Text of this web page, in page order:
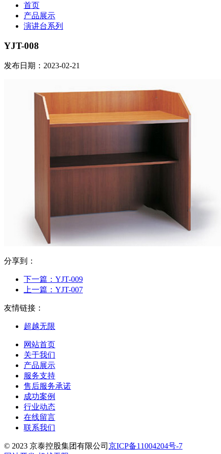
首页
产品展示
演讲台系列
YJT-008
发布日期：2023-02-21
分享到：
下一篇： YJT-009
上一篇： YJT-007
友情链接：
超越无限
网站首页
关于我们
产品展示
服务支持
售后服务承诺
成功案例
行业动态
在线留言
联系我们
© 2023 京泰控股集团有限公司 京ICP备11004204号-7